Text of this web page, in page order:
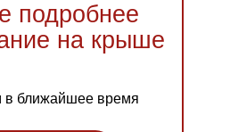
подробнее
на крыше
в ближайшее время